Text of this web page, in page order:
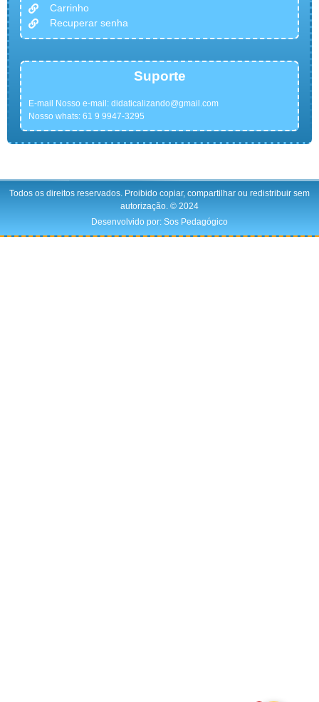
Carrinho
Recuperar senha
Suporte
E-mail Nosso e-mail: didaticalizando@gmail.com
Nosso whats: 61 9 9947-3295
Todos os direitos reservados. Proibido copiar, compartilhar ou redistribuir sem
autorização. © 2024
Desenvolvido por: Sos Pedagógico